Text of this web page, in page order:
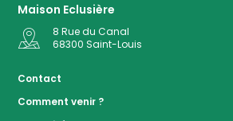
Maison Eclusière
8 Rue du Canal
68300 Saint-Louis
Contact
Comment venir ?